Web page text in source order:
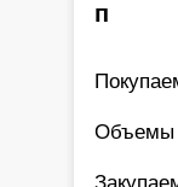
п
Объемы